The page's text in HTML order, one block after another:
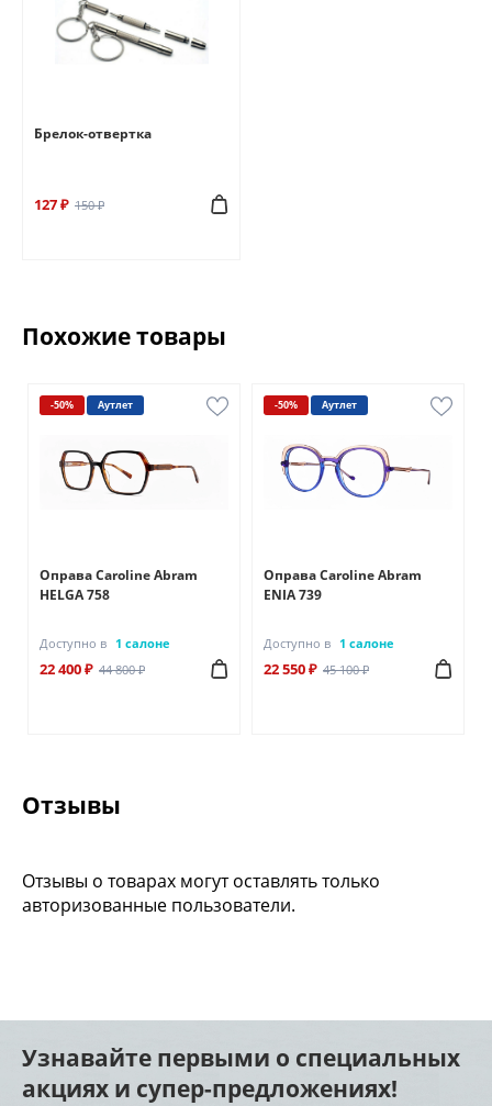
Брелок-отвертка
127 ₽ 150 ₽
Похожие товары
-50% Аутлет
Оправа Caroline Abram
HELGA 758
Доступно в 1 салоне
22 400 ₽ 44 800 ₽
-50% Аутлет
Оправа Caroline Abram
ENIA 739
Доступно в 1 салоне
22 550 ₽ 45 100 ₽
Отзывы
Отзывы о товарах могут оставлять только
авторизованные пользователи.
Узнавайте первыми о специальных
акциях и супер-предложениях!